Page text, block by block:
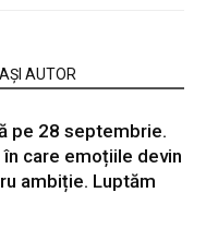
AUTOR
pe 28 septembrie.
care emoțiile devin
ambiție. Luptăm